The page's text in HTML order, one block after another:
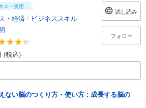
ス・実用
・経済 / ビジネススキル
(税込)
試し読み
フォロー
ない脳のつくり方・使い方 : 成長する脳の